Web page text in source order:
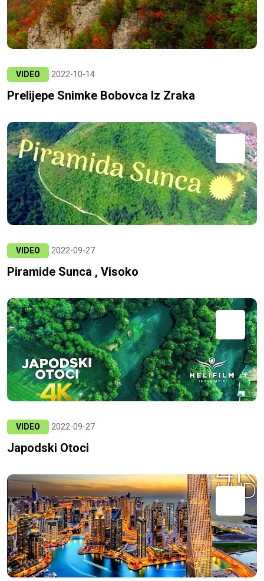
VIDEO 2022-10-14
Prelijepe Snimke Bobovca Iz Zraka
VIDEO 2022-09-27
Piramide Sunca , Visoko
VIDEO 2022-09-27
Japodski Otoci